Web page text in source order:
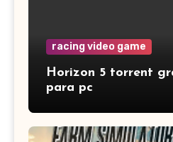
racing video game
Horizon 5 torrent
para pc